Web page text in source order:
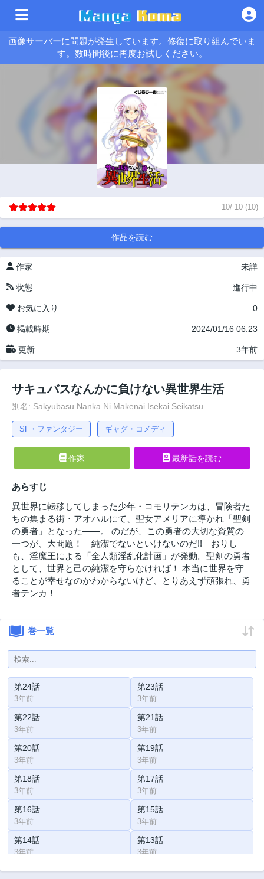
画像サーバーに問題が発生しています。修復に取り組んでいま
す。数時間後に再度お試しください。
10/ 10 (10)
作品を読む
作家 未詳
状態 進行中
お気に入り 0
掲載時期 2024/01/16 06:23
更新 3年前
サキュバスなんかに負けない異世界生活
別名: Sakyubasu Nanka Ni Makenai Isekai Seikatsu
SF・ファンタジー ギャグ・コメディ
作家 最新話を読む
あらすじ
異世界に転移してしまった少年・コモリテンカは、冒険者た
ちの集まる街・アオハルにて、聖女アメリアに導かれ「聖剣
の勇者」となった――。 のだが、この勇者の大切な資質の
一つが、大問題！ 純潔でないといけないのだ!! おりし
も、淫魔王による「全人類淫乱化計画」が発動。聖剣の勇者
として、世界と己の純潔を守らなければ！ 本当に世界を守
ることが幸せなのかわからないけど、とりあえず頑張れ、勇
者テンカ！
巻一覧
第24話
3年前
第23話
3年前
第22話
3年前
第21話
3年前
第20話
3年前
第19話
3年前
第18話
3年前
第17話
3年前
第16話
3年前
第15話
3年前
第14話
3年前
第13話
3年前
第12話 第11話